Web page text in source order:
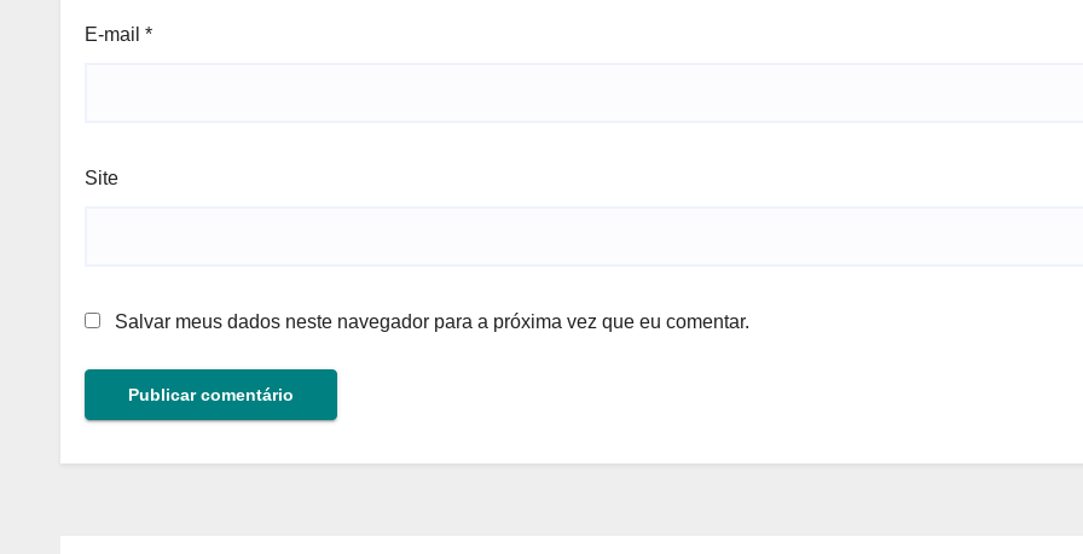
E-mail *
Site
Salvar meus dados neste navegador para a próxima vez que eu comentar.